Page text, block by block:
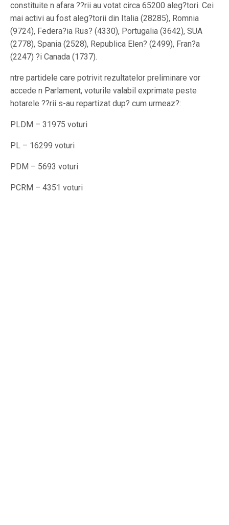
constituite n afara ??rii au votat circa 65200 aleg?tori. Cei
mai activi au fost aleg?torii din Italia (28285), Romnia
(9724), Federa?ia Rus? (4330), Portugalia (3642), SUA
(2778), Spania (2528), Republica Elen? (2499), Fran?a
(2247) ?i Canada (1737).
ntre partidele care potrivit rezultatelor preliminare vor
accede n Parlament, voturile valabil exprimate peste
hotarele ??rii s-au repartizat dup? cum urmeaz?:
PLDM – 31975 voturi
PL – 16299 voturi
PDM – 5693 voturi
PCRM – 4351 voturi